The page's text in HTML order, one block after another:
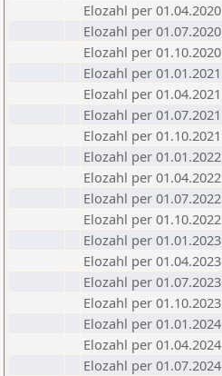
Elozahl per 01.04.2020
Elozahl per 01.07.2020
Elozahl per 01.10.2020
Elozahl per 01.01.2021
Elozahl per 01.04.2021
Elozahl per 01.07.2021
Elozahl per 01.10.2021
Elozahl per 01.01.2022
Elozahl per 01.04.2022
Elozahl per 01.07.2022
Elozahl per 01.10.2022
Elozahl per 01.01.2023
Elozahl per 01.04.2023
Elozahl per 01.07.2023
Elozahl per 01.10.2023
Elozahl per 01.01.2024
Elozahl per 01.04.2024
Elozahl per 01.07.2024